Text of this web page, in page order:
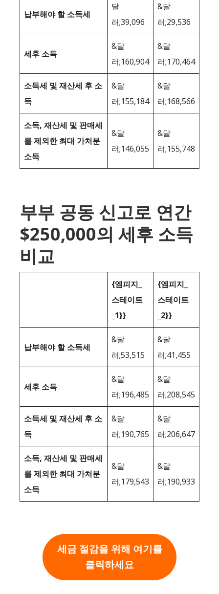
납부해야 할 소득세
달
러;39,096
&달
러;29,536
세후 소득
&달
러;160,904
&달
러;170,464
소득세 및 재산세 후 소
득
&달
러;155,184
&달
러;168,566
소득, 재산세 및 판매세
를 제외한 최대 가처분
소득
&달
러;146,055
&달
러;155,748
부부 공동 신고로 연간
$250,000의 세후 소득
비교
{엠피지_
스테이트
_1}}
{엠피지_
스테이트
_2}}
납부해야 할 소득세
&달
러;53,515
&달
러;41,455
세후 소득
&달
러;196,485
&달
러;208,545
소득세 및 재산세 후 소
득
&달
러;190,765
&달
러;206,647
소득, 재산세 및 판매세
를 제외한 최대 가처분
소득
&달
러;179,543
&달
러;190,933
세금 절감을 위해 여기를
클릭하세요